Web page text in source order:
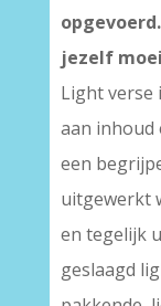
jezelf
Light verse
aan inhoud
een
uitgewerkt
en tegelijk
geslaagd